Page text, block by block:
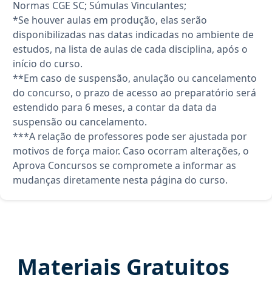
Normas CGE SC; Súmulas Vinculantes;
*Se houver aulas em produção, elas serão
disponibilizadas nas datas indicadas no ambiente de
estudos, na lista de aulas de cada disciplina, após o
início do curso.
**Em caso de suspensão, anulação ou cancelamento
do concurso, o prazo de acesso ao preparatório será
estendido para 6 meses, a contar da data da
suspensão ou cancelamento.
***A relação de professores pode ser ajustada por
motivos de força maior. Caso ocorram alterações, o
Aprova Concursos se compromete a informar as
mudanças diretamente nesta página do curso.
Materiais Gratuitos